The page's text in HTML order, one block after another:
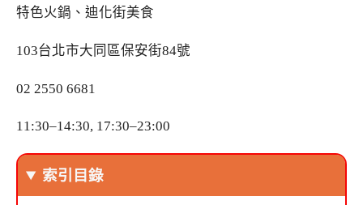
特色火鍋、迪化街美食
103台北市大同區保安街84號
02 2550 6681
11:30–14:30, 17:30–23:00
索引目錄